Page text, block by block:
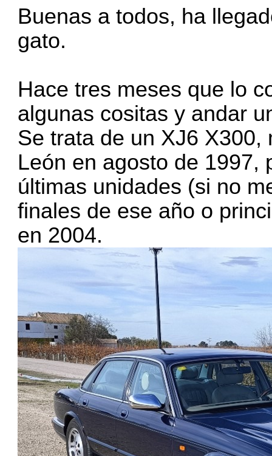
Buenas a todos, ha
gato.
Hace tres meses que lo
algunas cositas y andar
Se trata de un XJ6
León en agosto de 1997,
últimas unidades (si no
finales de ese año o
en 2004.